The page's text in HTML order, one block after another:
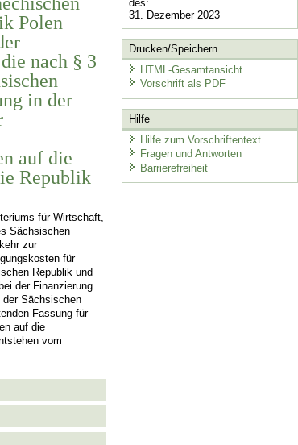
Polen
nach § 3
in der
auf die
Republik
für Wirtschaft,
Sächsischen
zur
für
Republik und
der Finanzierung
der Sächsischen
Fassung für
auf die
vom
des:
31. Dezember 2023
Drucken/Speichern
HTML-Gesamtansicht
Vorschrift als PDF
Hilfe
Hilfe zum Vorschriftentext
Fragen und Antworten
Barrierefreiheit